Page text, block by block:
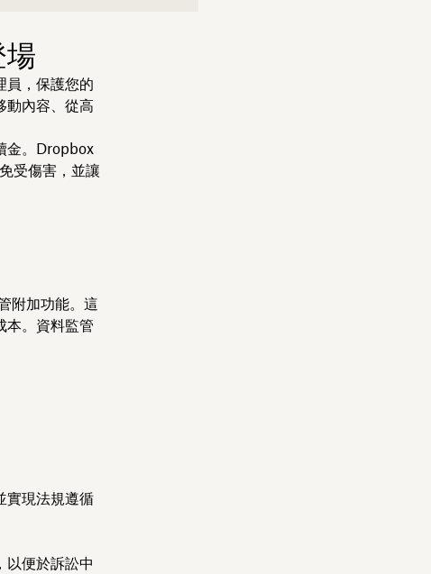
員，保護您的
動內容、從高
金。Dropbox
受傷害，並讓
附加功能。這
本。資料監管
實現法規遵循
以便於訴訟中